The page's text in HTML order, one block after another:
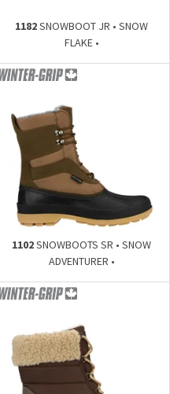
1182SNOWBOOT JR • SNOW
FLAKE •
1102SNOWBOOTS SR • SNOW
ADVENTURER •